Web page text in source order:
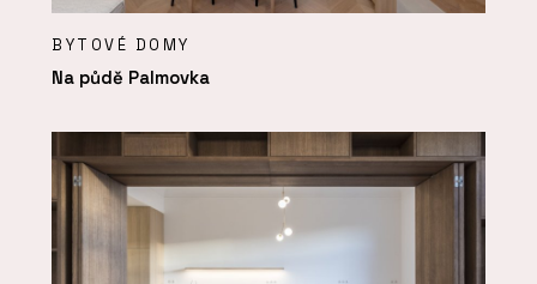
BYTOVÉ DOMY
Na půdě Palmovka